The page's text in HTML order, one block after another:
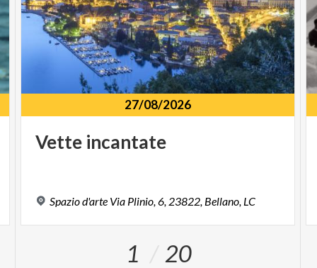
27/08/2026
Vette incantate
Spaziod'arte Via Plinio,6, 23822, Bellano, LC
1 20